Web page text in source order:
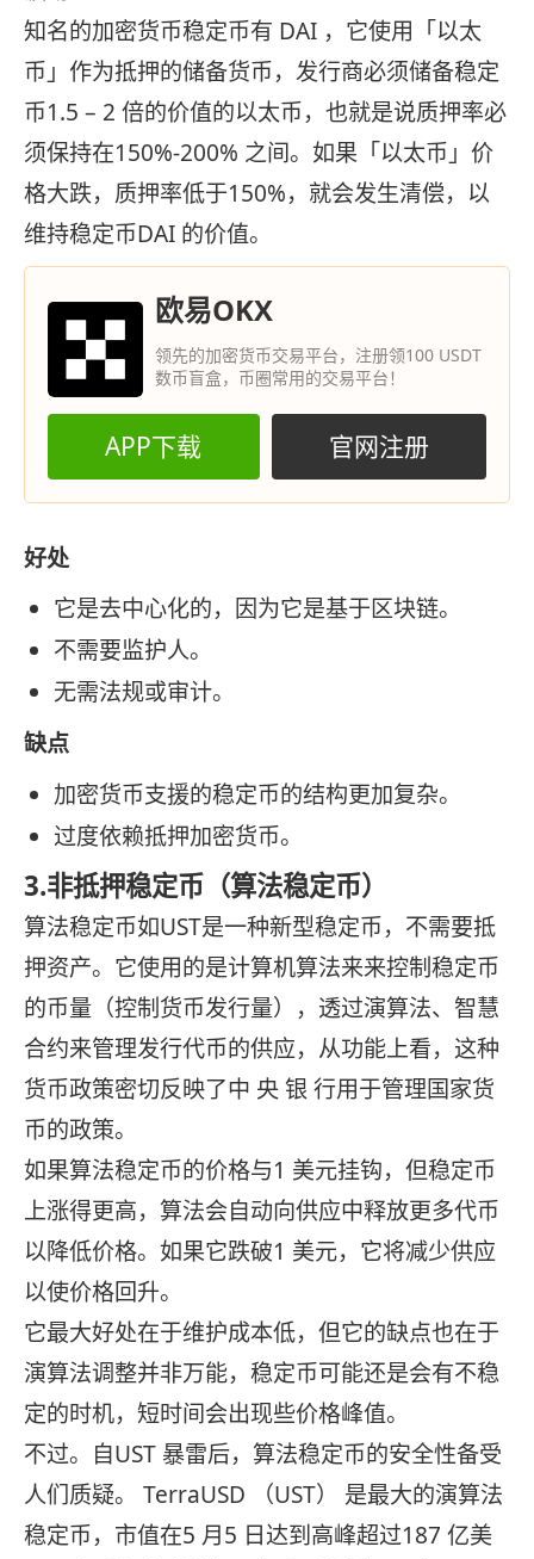
知名的加密货币稳定币有 DAI ，它使用「以太
币」作为抵押的储备货币，发行商必须储备稳定
币1.5 – 2 倍的价值的以太币，也就是说质押率必
须保持在150%-200% 之间。如果「以太币」价
格大跌，质押率低于150%，就会发生清偿，以
维持稳定币DAI 的价值。
欧易OKX
领先的加密货币交易平台，注册领100 USDT
数币盲盒，币圈常用的交易平台！
APP下载 官网注册
好处
它是去中心化的，因为它是基于区块链。
不需要监护人。
无需法规或审计。
缺点
加密货币支援的稳定币的结构更加复杂。
过度依赖抵押加密货币。
3.非抵押稳定币（算法稳定币）
算法稳定币如UST是一种新型稳定币，不需要抵
押资产。它使用的是计算机算法来来控制稳定币
的币量（控制货币发行量），透过演算法、智慧
合约来管理发行代币的供应，从功能上看，这种
货币政策密切反映了中 央 银 行用于管理国家货
币的政策。
如果算法稳定币的价格与1 美元挂钩，但稳定币
上涨得更高，算法会自动向供应中释放更多代币
以降低价格。如果它跌破1 美元，它将减少供应
以使价格回升。
它最大好处在于维护成本低，但它的缺点也在于
演算法调整并非万能，稳定币可能还是会有不稳
定的时机，短时间会出现些价格峰值。
不过。自UST 暴雷后，算法稳定币的安全性备受
人们质疑。 TerraUSD （UST） 是最大的演算法
稳定币，市值在5 月5 日达到高峰超过187 亿美